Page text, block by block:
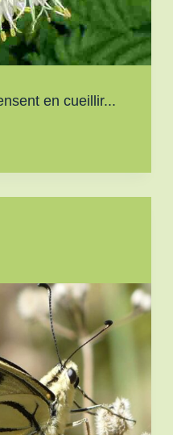
en cueillir...